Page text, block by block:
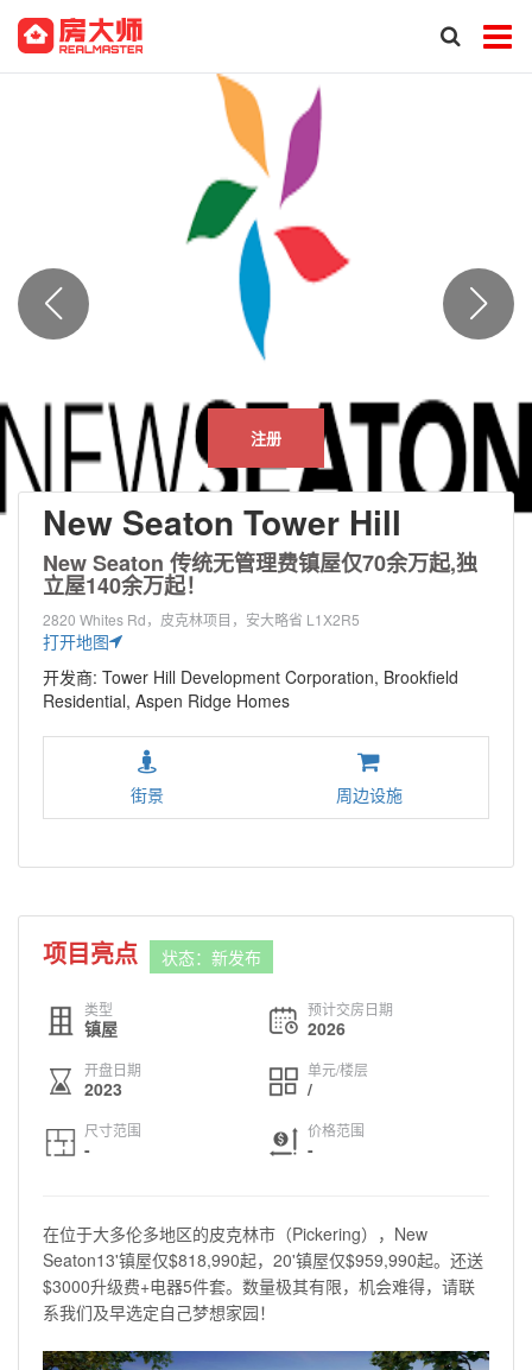
注册
New Seaton Tower Hill
New Seaton 传统无管理费镇屋仅70余万起,独
立屋140余万起！
2820 Whites Rd，皮克林项目，安大略省 L1X2R5
打开地图
开发商: Tower Hill Development Corporation, Brookfield
Residential, Aspen Ridge Homes
街景 周边设施
项目亮点 状态：新发布
类型
镇屋
预计交房日期
2026
开盘日期
2023
单元/楼层
/
尺寸范围
-
价格范围
-
在位于大多伦多地区的皮克林市（Pickering），New
Seaton13'镇屋仅$818,990起，20'镇屋仅$959,990起。还送
$3000升级费+电器5件套。数量极其有限，机会难得，请联
系我们及早选定自己梦想家园！